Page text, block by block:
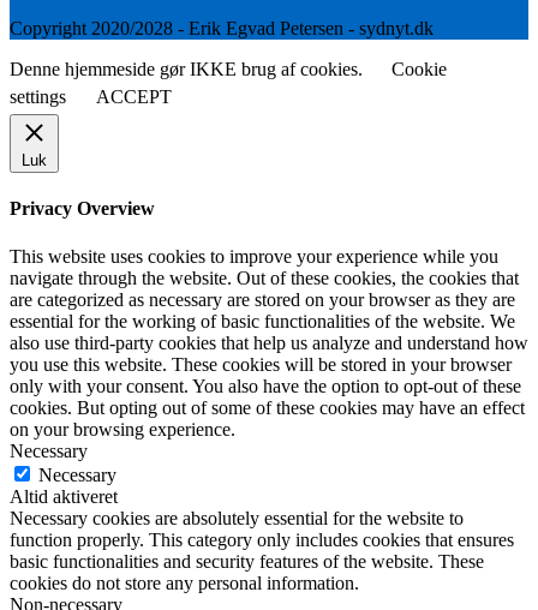
Copyright 2020/2028 - Erik Egvad Petersen - sydnyt.dk
Denne hjemmeside gør IKKE brug af cookies.
Cookie
settings
ACCEPT
Luk
Privacy Overview
This website uses cookies to improve your experience while you
navigate through the website. Out of these cookies, the cookies that
are categorized as necessary are stored on your browser as they are
essential for the working of basic functionalities of the website. We
also use third-party cookies that help us analyze and understand how
you use this website. These cookies will be stored in your browser
only with your consent. You also have the option to opt-out of these
cookies. But opting out of some of these cookies may have an effect
on your browsing experience.
Necessary
Necessary
Altid aktiveret
Necessary cookies are absolutely essential for the website to
function properly. This category only includes cookies that ensures
basic functionalities and security features of the website. These
cookies do not store any personal information.
Non-necessary